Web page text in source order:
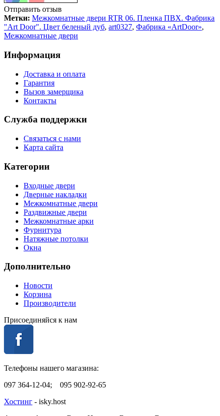
Отправить отзыв
Метки: Межкомнатные двери RTR 06. Пленка ПВХ. Фабрика
"Art Door". Цвет беленый дуб, art0327, Фабрика «ArtDoor»,
Межкомнатные двери
Информация
Доставка и оплата
Гарантия
Вызов замерщика
Контакты
Служба поддержки
Связаться с нами
Карта сайта
Категории
Входные двери
Дверные накладки
Межкомнатные двери
Раздвижные двери
Межкомнатные арки
Фурнитура
Натяжные потолки
Окна
Дополнительно
Новости
Корзина
Производители
Присоединяйся к нам
Телефоны нашего магазина:
097 364-12-04; 095 902-92-65
Хостинг - isky.host